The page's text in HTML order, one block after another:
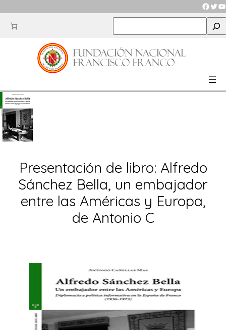
al
contenido
e
r
c
Presentación de libro: Alfredo
Sánchez Bella, un embajador
entre las Américas y Europa,
de Antonio C